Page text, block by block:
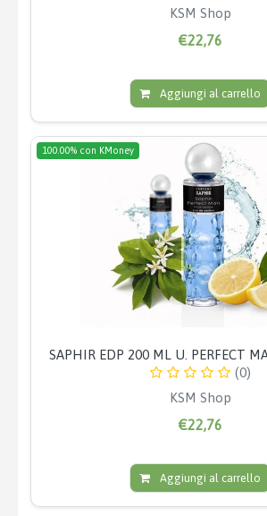
KSM Shop
€22,76
Aggiungi al carrello
100.00% con KMoney
SAPHIR EDP 200 ML U. PERFECT
(0)
KSM Shop
€22,76
Aggiungi al carrello